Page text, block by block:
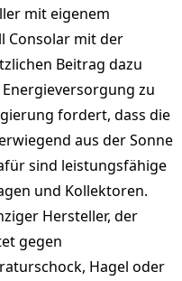
mit eigenem
Consolar mit der
Beitrag dazu
zu
fordert, dass die
aus der Sonne
sind leistungsfähige
und Kollektoren.
Hersteller, der
gegen
Hagel oder